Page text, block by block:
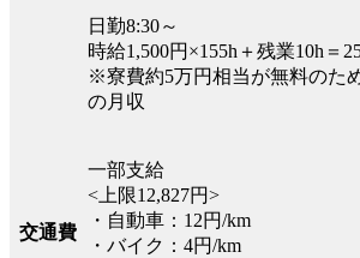
日勤8:30～
時給1,500円×155h＋残業10h＝
※寮費約5万円相当が無料のた
の月収
交通費
一部支給
<上限12,827円>
・自動車：12円/km
・バイク：4円/km